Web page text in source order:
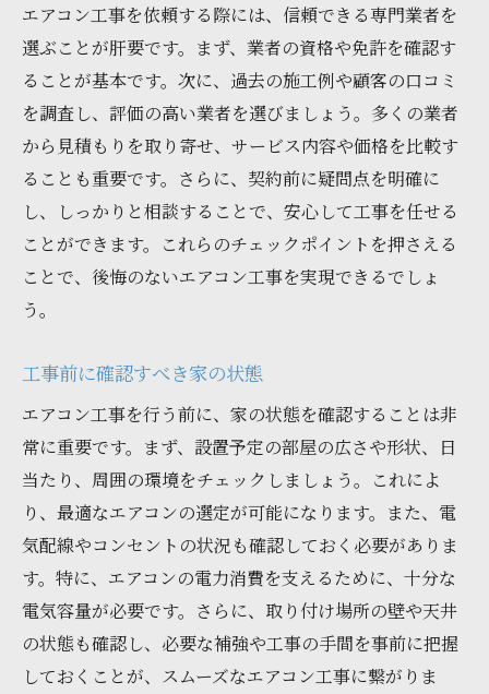
契約書で確認すべき重要項目
施工時に注意が必要な家庭環境の特徴
信頼できる業者と契約する際の注意点
エアコン工事後のアフターサポートと宮城県で
の実際の例
工事後に受けられるサポート内容とは
アフターサービスが充実している業者の見
分け方
工事後に発生しがちな問題とその解決策
宮城県内での顧客満足度の高い業者の特徴
エアコンの長寿命化のための定期的なメン
テナンス
宮城県でエアコン工事を選ぶメリットと業者選
びの秘訣
地元業者を選ぶことで得られる利便性
宮城県特有の気候に対応したエアコン選び
地域密着型のサービスの強み
エアコン工事を依頼する際には、信頼できる専門業者を
選ぶことが肝要です。まず、業者の資格や免許を確認す
ることが基本です。次に、過去の施工例や顧客の口コミ
を調査し、評価の高い業者を選びましょう。多くの業者
から見積もりを取り寄せ、サービス内容や価格を比較す
ることも重要です。さらに、契約前に疑問点を明確に
し、しっかりと相談することで、安心して工事を任せる
ことができます。これらのチェックポイントを押さえる
ことで、後悔のないエアコン工事を実現できるでしょ
う。
工事前に確認すべき家の状態
エアコン工事を行う前に、家の状態を確認することは非
常に重要です。まず、設置予定の部屋の広さや形状、日
当たり、周囲の環境をチェックしましょう。これによ
り、最適なエアコンの選定が可能になります。また、電
気配線やコンセントの状況も確認しておく必要がありま
す。特に、エアコンの電力消費を支えるために、十分な
電気容量が必要です。さらに、取り付け場所の壁や天井
の状態も確認し、必要な補強や工事の手間を事前に把握
しておくことが、スムーズなエアコン工事に繋がりま